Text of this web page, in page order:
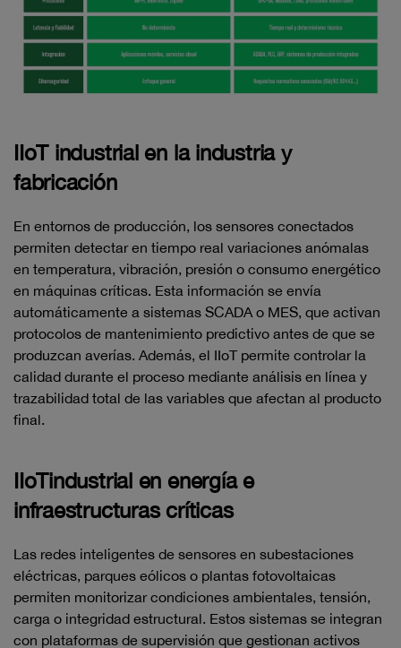
IIoT industrial en la industria y
fabricación
En entornos de producción, los sensores conectados
permiten detectar en tiempo real variaciones anómalas
en temperatura, vibración, presión o consumo energético
en máquinas críticas. Esta información se envía
automáticamente a sistemas SCADA o MES, que activan
protocolos de mantenimiento predictivo antes de que se
produzcan averías. Además, el IIoT permite controlar la
calidad durante el proceso mediante análisis en línea y
trazabilidad total de las variables que afectan al producto
final.
IIoTindustrial en energía e
infraestructuras críticas
Las redes inteligentes de sensores en subestaciones
eléctricas, parques eólicos o plantas fotovoltaicas
permiten monitorizar condiciones ambientales, tensión,
carga o integridad estructural. Estos sistemas se integran
con plataformas de supervisión que gestionan activos